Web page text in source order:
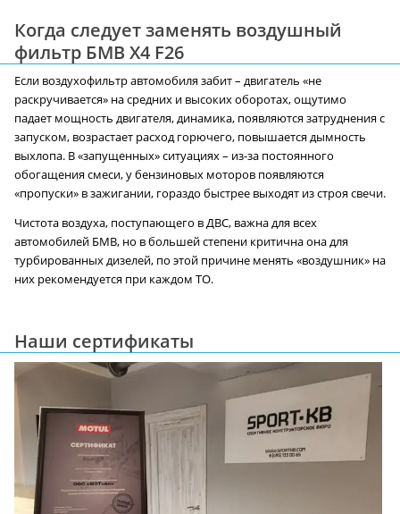
Когда следует заменять воздушный
фильтр БМВ X4 F26
Если воздухофильтр автомобиля забит – двигатель «не
раскручивается» на средних и высоких оборотах, ощутимо
падает мощность двигателя, динамика, появляются затруднения с
запуском, возрастает расход горючего, повышается дымность
выхлопа. В «запущенных» ситуациях – из-за постоянного
обогащения смеси, у бензиновых моторов появляются
«пропуски» в зажигании, гораздо быстрее выходят из строя свечи.
Чистота воздуха, поступающего в ДВС, важна для всех
автомобилей БМВ, но в большей степени критична она для
турбированных дизелей, по этой причине менять «воздушник» на
них рекомендуется при каждом ТО.
Наши сертификаты